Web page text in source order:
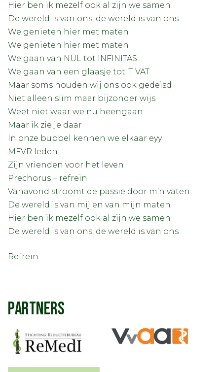
Hier ben ik mezelf ook al zijn we samen
De wereld is van ons, de wereld is van ons
We genieten hier met maten
We genieten hier met maten
We gaan van NUL tot INFINITAS
We gaan van een glaasje tot ’T VAT
Maar soms houden wij ons ook gedeisd
Niet alleen slim maar bijzonder wijs
Weet niet waar we nu heengaan
Maar ik zie je daar
In onze bubbel kennen we elkaar eyy
MFVR leden
Zijn vrienden voor het leven
Prechorus + refrein
Vanavond stroomt de passie door m’n vaten
De wereld is van mij en van mijn maten
Hier ben ik mezelf ook al zijn we samen
De wereld is van ons, de wereld is van ons
Refrein
PARTNERS